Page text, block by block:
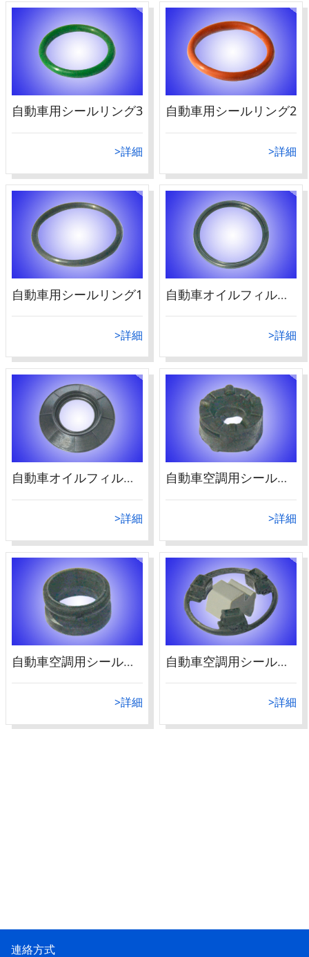
自動車用シールリング3
>詳細
自動車用シールリング2
>詳細
自動車用シールリング1
>詳細
自動車オイルフィルター用シールパッキン2
>詳細
自動車オイルフィルター用シールパッキン1
>詳細
自動車空調用シールパッキン3
>詳細
自動車空調用シールパッキン2
>詳細
自動車空調用シールパッキン1
>詳細
連絡方式